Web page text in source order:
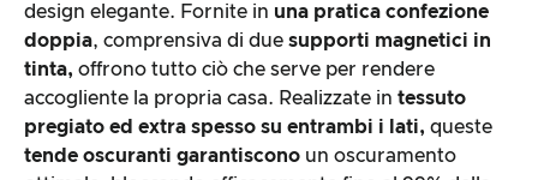
design elegante. Fornite in una pratica confezione
doppia, comprensiva di due supporti magnetici in
tinta, offrono tutto ciò che serve per rendere
accogliente la propria casa. Realizzate in tessuto
pregiato ed extra spesso su entrambi i lati, queste
tende oscuranti garantiscono un oscuramento